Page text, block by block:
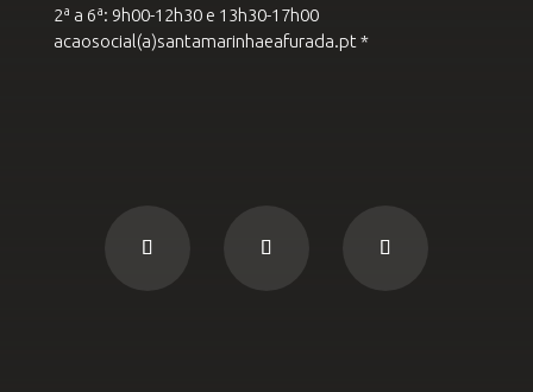
2ª a 6ª: 9h00-12h30 e 13h30-17h00
acaosocial(a)santamarinhaeafurada.pt *